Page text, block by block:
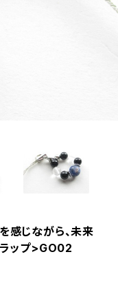
感じながら、未来
ラップ>GO02